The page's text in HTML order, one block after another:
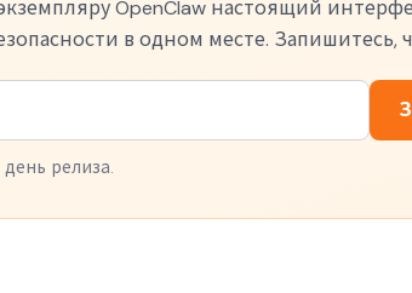
OpenClaw настоящий
в одном месте. Запишитесь,
релиза.